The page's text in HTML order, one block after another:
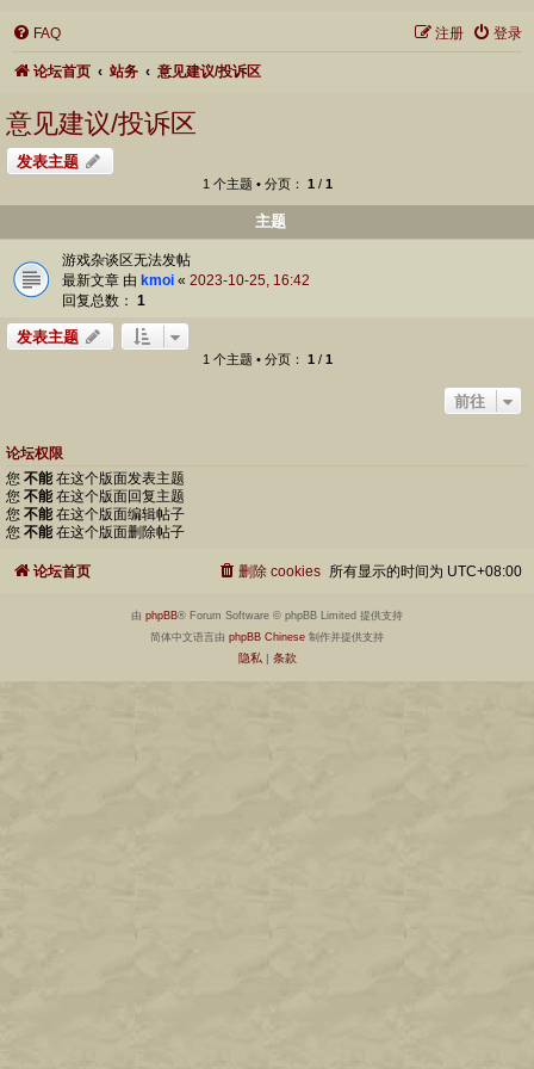
FAQ 登录
注册
论坛首页 站务 意见建议/投诉区
意见建议/投诉区
发表主题
1 个主题 • 分页： 1 / 1
主题
游戏杂谈区无法发帖
最新文章 由 kmoi « 2023-10-25, 16:42
回复总数： 1
发表主题
1 个主题 • 分页： 1 / 1
前往
论坛权限
您 不能在这个版面发表主题
您 不能在这个版面回复主题
您 不能在这个版面编辑帖子
您 不能在这个版面删除帖子
论坛首页 所有显示的时间为 UTC+08:00
删除 cookies
由 phpBB® Forum Software © phpBB Limited 提供支持
简体中文语言由 phpBB Chinese 制作并提供支持
隐私| 条款